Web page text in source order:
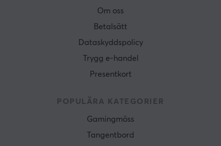
Om oss
Betalsätt
Dataskyddspolicy
Trygg e-handel
Presentkort
POPULÄRA KATEGORIER
Gamingmöss
Tangentbord